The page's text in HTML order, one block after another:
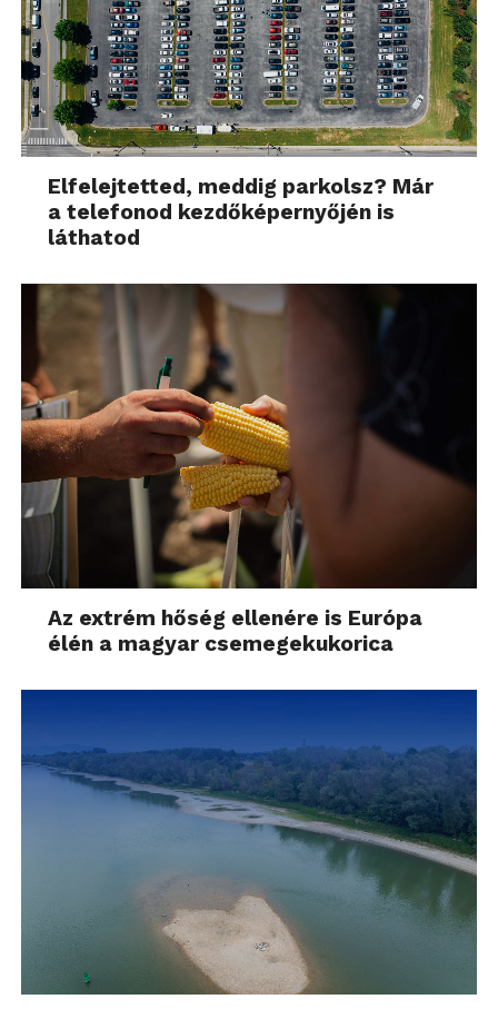
Elfelejtetted, meddig parkolsz? Már
a telefonod kezdőképernyőjén is
láthatod
Az extrém hőség ellenére is Európa
élén a magyar csemegekukorica